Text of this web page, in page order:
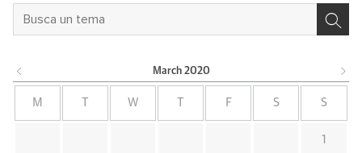
March 2020
M W F S S
1